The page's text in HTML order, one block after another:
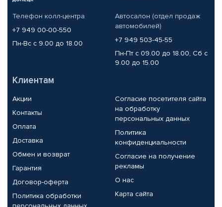
Телефон колл-центра
+7 949 00-00-550
Пн-Вс с 9.00 до 18.00
Автосалон (отдел продаж
автомобилей)
+7 949 503-45-55
Пн-Пт с 09.00 до 18.00, Сб с
9.00 до 15.00
Клиентам
Акции
Контакты
Оплата
Доставка
Обмен и возврат
Гарантия
Договор-оферта
Политика обработки
Согласие посетителя сайта
на обработку
персональных данных
Политика
конфиденциальности
Согласие на получение
рекламы
О нас
Карта сайта